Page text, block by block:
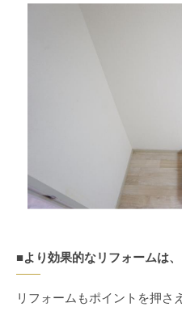
■より効果的なリフォームは
リフォームもポイントを押さ